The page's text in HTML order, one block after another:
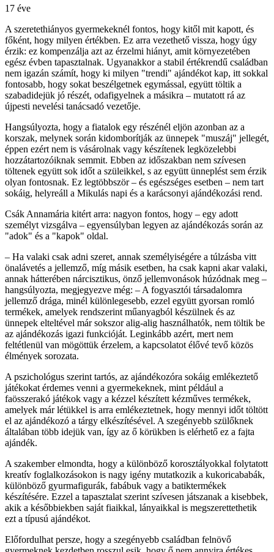
17 éve
A szeretethiányos gyermekeknél fontos, hogy kitől mit kapott, és
főként, hogy milyen értékben. Ez arra vezethető vissza, hogy úgy
érzik: ez kompenzálja azt az érzelmi hiányt, amit környezetében
egész évben tapasztalnak. Ugyanakkor a stabil értékrendű családban
nem igazán számít, hogy ki milyen "trendi" ajándékot kap, itt sokkal
fontosabb, hogy sokat beszélgetnek egymással, együtt töltik a
szabadidejük jó részét, odafigyelnek a másikra – mutatott rá az
újpesti nevelési tanácsadó vezetője.
Hangsúlyozta, hogy a fiatalok egy részénél eljön azonban az a
korszak, melynek során kidomborítják az ünnepek "muszáj" jellegét,
éppen ezért nem is vásárolnak vagy készítenek legközelebbi
hozzátartozóiknak semmit. Ebben az időszakban nem szívesen
töltenek együtt sok időt a szüleikkel, s az együtt ünneplést sem érzik
olyan fontosnak. Ez legtöbbször – és egészséges esetben – nem tart
sokáig, helyreáll a Mikulás napi és a karácsonyi ajándékozási rend.
Csák Annamária kitért arra: nagyon fontos, hogy – egy adott
személyt vizsgálva – egyensúlyban legyen az ajándékozás során az
"adok" és a "kapok" oldal.
– Ha valaki csak adni szeret, annak személyiségére a túlzásba vitt
önalávetés a jellemző, míg másik esetben, ha csak kapni akar valaki,
annak hátterében nárcisztikus, önző jellemvonások húzódnak meg –
hangsúlyozta, megjegyezve még: – A fogyasztói társadalomra
jellemző drága, minél különlegesebb, ezzel együtt gyorsan romló
termékek, amelyek rendszerint műanyagból készülnek és az
ünnepek elteltével már sokszor alig-alig használhatók, nem töltik be
az ajándékozás igazi funkcióját. Leginkább azért, mert nem
feltétlenül van mögöttük érzelem, a kapcsolatot élővé tevő közös
élmények sorozata.
A pszichológus szerint tartós, az ajándékozóra sokáig emlékeztető
játékokat érdemes venni a gyermekeknek, mint például a
faösszerakó játékok vagy a kézzel készített kézműves termékek,
amelyek már létükkel is arra emlékeztetnek, hogy mennyi időt töltött
el az ajándékozó a tárgy elkészítésével. A szegényebb szülőknek
általában több idejük van, így az ő körükben is elérhető ez a fajta
ajándék.
A szakember elmondta, hogy a különböző korosztályokkal folytatott
kreatív foglalkozásokon is nagy igény mutatkozik a kukoricababák,
különböző gyurmafigurák, fabábuk vagy a batiktermékek
készítésére. Ezzel a tapasztalat szerint szívesen játszanak a kisebbek,
akik a későbbiekben saját fiaikkal, lányaikkal is megszerettethetik
ezt a típusú ajándékot.
Előfordulhat persze, hogy a szegényebb családban felnövő